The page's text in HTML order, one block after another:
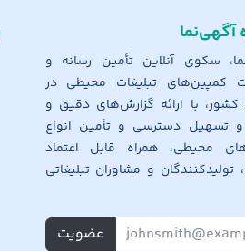
آگهی‌نما
سکوی آنلاین تأمین رسانه و
کمپین‌های تبلیغات محیطی در
کشور، با ارائه گزارش‌های دقیق و
و تسهیل دسترسی و تأمین انواع
محیطی، همراه قابل اعتماد
تولیدکنندگان و مشاوران تبلیغاتی
عضویت